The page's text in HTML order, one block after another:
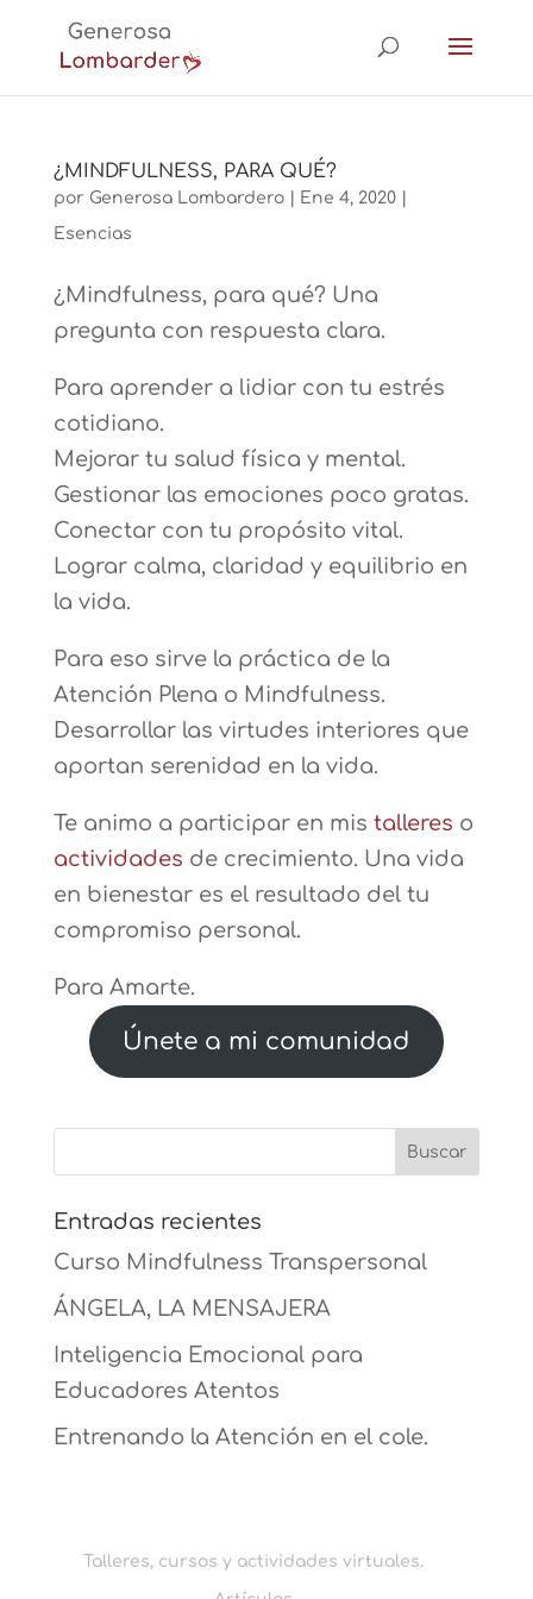
¿MINDFULNESS, PARA QUÉ?
por Generosa Lombardero| Ene 4, 2020|
Esencias
¿Mindfulness, para qué? Una
pregunta con respuesta clara.
Para aprender a lidiar con tu estrés
cotidiano.
Mejorar tu salud física y mental.
Gestionar las emociones poco gratas.
Conectar con tu propósito vital.
Lograr calma, claridad y equilibrio en
la vida.
Para eso sirve la práctica de la
Atención Plena o Mindfulness.
Desarrollar las virtudes interiores que
aportan serenidad en la vida.
Te animo a participar en mis talleres o
actividades de crecimiento. Una vida
en bienestar es el resultado del tu
compromiso personal.
Para Amarte.
Únete a mi comunidad
Entradas recientes
Curso Mindfulness Transpersonal
ÁNGELA, LA MENSAJERA
Inteligencia Emocional para
Educadores Atentos
Entrenando la Atención en el cole.
Talleres, cursos y actividades virtuales.